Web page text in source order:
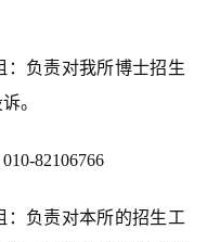
：负责对我所博士招生
。
82106766
：负责对本所的招生工